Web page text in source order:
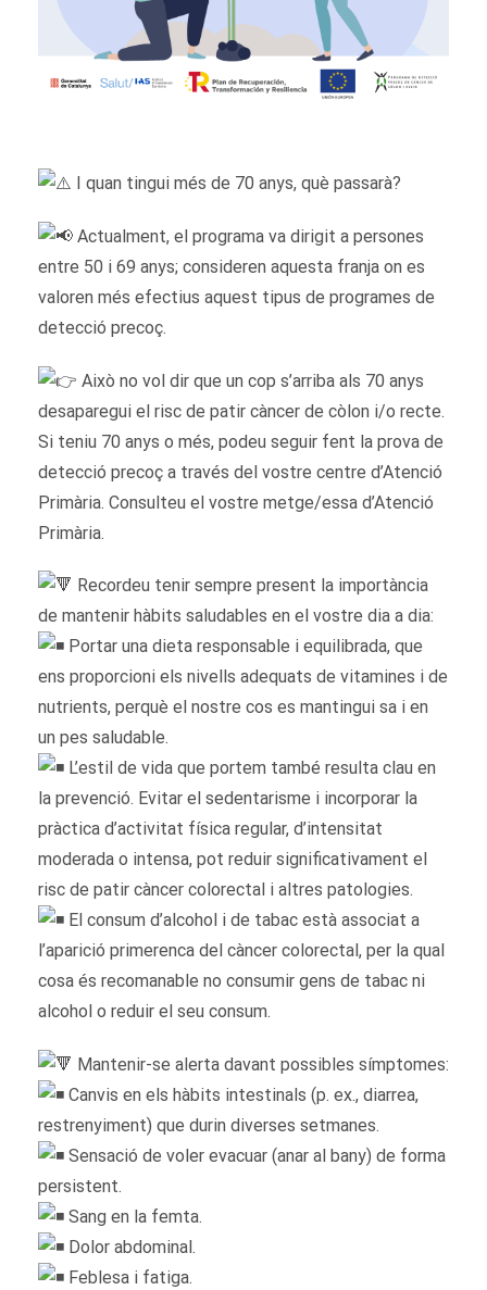
I quan tingui més de 70 anys, què passarà?
Actualment, el programa va dirigit a persones
entre 50 i 69 anys; consideren aquesta franja on es
valoren més efectius aquest tipus de programes de
detecció precoç.
Això no vol dir que un cop s’arriba als 70 anys
desaparegui el risc de patir càncer de còlon i/o recte.
Si teniu 70 anys o més, podeu seguir fent la prova de
detecció precoç a través del vostre centre d’Atenció
Primària. Consulteu el vostre metge/essa d’Atenció
Primària.
Recordeu tenir sempre present la importància
de mantenir hàbits saludables en el vostre dia a dia:
Portar una dieta responsable i equilibrada, que
ens proporcioni els nivells adequats de vitamines i de
nutrients, perquè el nostre cos es mantingui sa i en
un pes saludable.
L’estil de vida que portem també resulta clau en
la prevenció. Evitar el sedentarisme i incorporar la
pràctica d’activitat física regular, d’intensitat
moderada o intensa, pot reduir significativament el
risc de patir càncer colorectal i altres patologies.
El consum d’alcohol i de tabac està associat a
l’aparició primerenca del càncer colorectal, per la qual
cosa és recomanable no consumir gens de tabac ni
alcohol o reduir el seu consum.
Mantenir-se alerta davant possibles símptomes:
Canvis en els hàbits intestinals (p. ex., diarrea,
restrenyiment) que durin diverses setmanes.
Sensació de voler evacuar (anar al bany) de forma
persistent.
Sang en la femta.
Dolor abdominal.
Feblesa i fatiga.